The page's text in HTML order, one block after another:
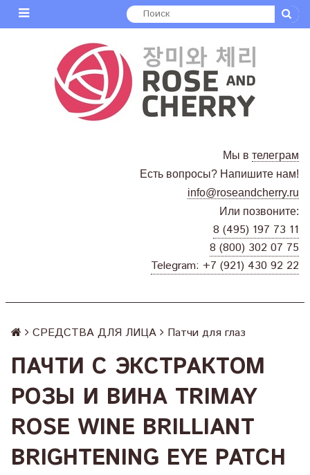
Мы в телеграм
Есть вопросы? Напишите нам!
info@roseandcherry.ru
Или позвоните:
8 (495) 197 73 11
8 (800) 302 07 75
Telegram: +7 (921) 430 92 22
СРЕДСТВА ДЛЯ ЛИЦА Патчи для глаз
ПАЧТИ С ЭКСТРАКТОМ
РОЗЫ И ВИНА TRIMAY
ROSE WINE BRILLIANT
BRIGHTENING EYE PATCH